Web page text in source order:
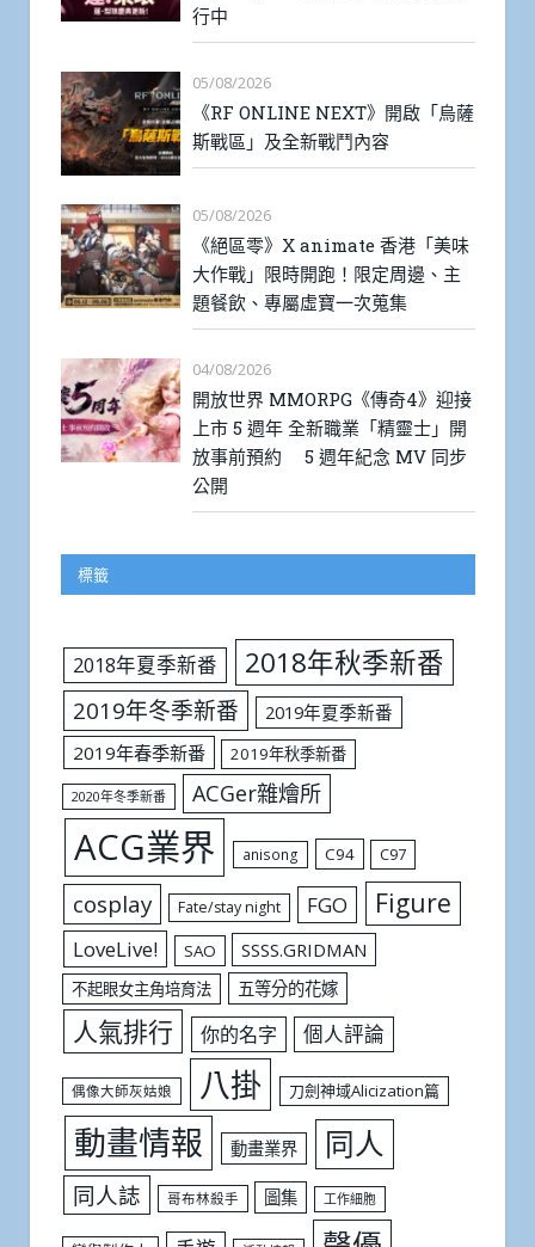
行中
05/08/2026
《RF ONLINE NEXT》開啟「烏薩
斯戰區」及全新戰鬥內容
05/08/2026
《絕區零》X animate 香港「美味
大作戰」限時開跑！限定周邊、主
題餐飲、專屬虛寶一次蒐集
04/08/2026
開放世界 MMORPG《傳奇4》迎接
上市 5 週年 全新職業「精靈士」開
放事前預約 5 週年紀念 MV 同步
公開
標籤
2018年夏季新番 2018年秋季新番
2019年冬季新番
2019年夏季新番
2019年春季新番
2019年秋季新番
2020年冬季新番 ACGer雜燴所
ACG業界 anisong C94 C97
cosplay Fate/stay night FGO Figure
LoveLive! SAO SSSS.GRIDMAN
不起眼女主角培育法 五等分的花嫁
人氣排行 你的名字 個人評論
偶像大師灰姑娘 八掛 刀劍神域Alicization篇
動畫情報 動畫業界 同人
同人誌 哥布林殺手 圖集 工作細胞